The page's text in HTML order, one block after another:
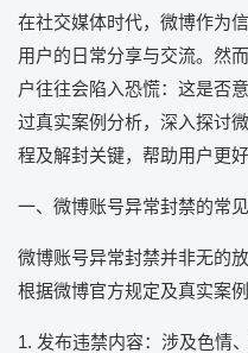
在社交媒体时代，微博作为
用户的日常分享与交流。然
户往往会陷入恐慌：这是否
过真实案例分析，深入探讨
程及解封关键，帮助用户更
一、微博账号异常封禁的常
微博账号异常封禁并非无的
根据微博官方规定及真实案
1. 发布违禁内容：涉及色情